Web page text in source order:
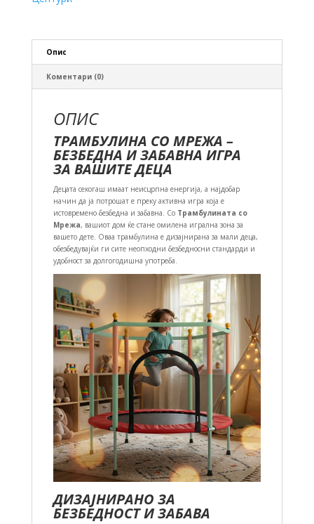
Опис
Коментари (0)
ОПИС
ТРАМБУЛИНА СО МРЕЖА –
БЕЗБЕДНА И ЗАБАВНА ИГРА
ЗА ВАШИТЕ ДЕЦА
Децата секогаш имаат неисцрпна енергија, а најдобар
начин да ја потрошат е преку активна игра која е
истовремено безбедна и забавна. Со Трамбулината со
Мрежа, вашиот дом ќе стане омилена игрална зона за
вашето дете. Оваа трамбулина е дизајнирана за мали деца,
обезбедувајќи ги сите неопходни безбедносни стандарди и
удобност за долгогодишна употреба.
ДИЗАЈНИРАНО ЗА
БЕЗБЕДНОСТ И ЗАБАВА